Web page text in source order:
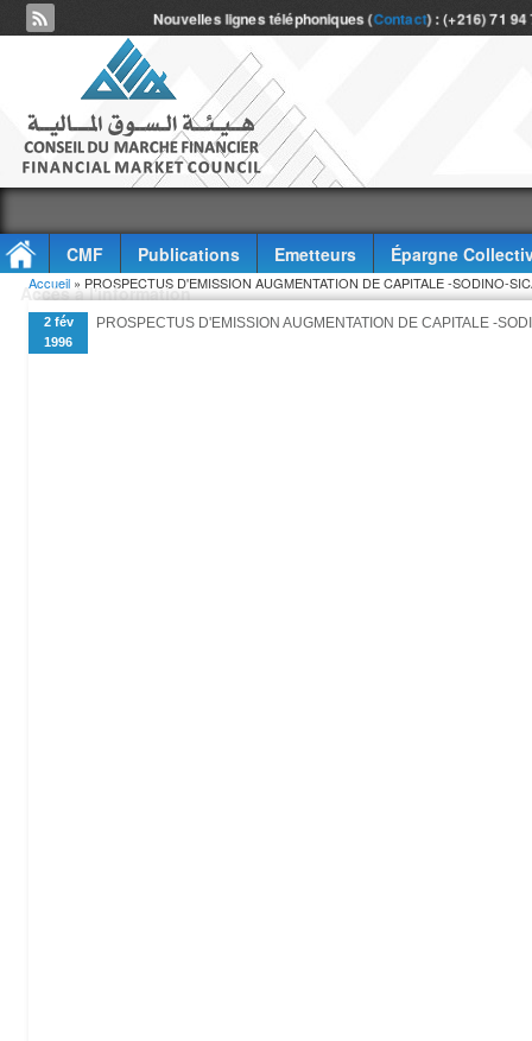
Nouvelles lignes téléphoniques (Contact) : (+216) 71
CMF Publications Emetteurs
Épargne
Accès à l'information
Vous êtes ici
Accueil » PROSPECTUS D'EMISSION AUGMENTATION DE CAPITALE -SODINO-
2 fév
1996
PROSPECTUS D'EMISSION AUGMENTATION DE CAPITALE -